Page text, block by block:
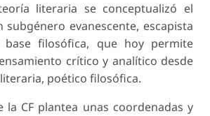
literaria se conceptualizó el
evanescente, escapista
filosófica, que hoy permite
crítico y analítico desde
poético filosófica.
la CF plantea unas coordenadas y